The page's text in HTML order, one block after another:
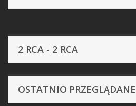
2 RCA - 2 RCA
OSTATNIO PRZEGLĄDANE